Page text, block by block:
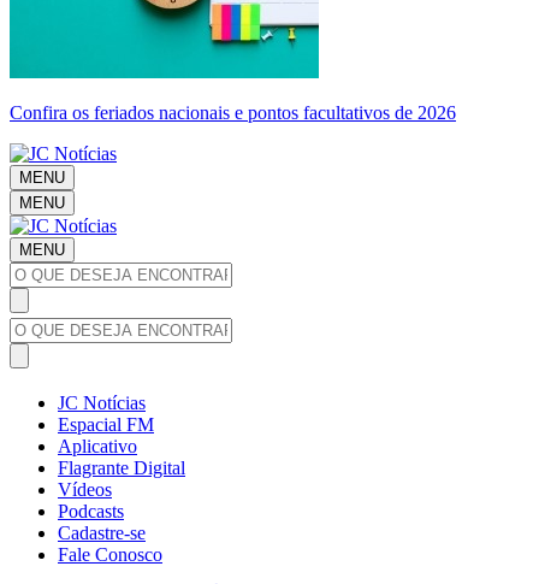
Confira os feriados nacionais e pontos facultativos de 2026
MENU
MENU
MENU
JC Notícias
Espacial FM
Aplicativo
Flagrante Digital
Vídeos
Podcasts
Cadastre-se
Fale Conosco